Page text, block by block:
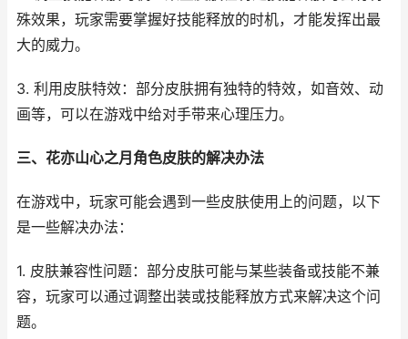
殊效果，玩家需要掌握好技能释放的时机，才能发挥出最
大的威力。
3. 利用皮肤特效：部分皮肤拥有独特的特效，如音效、动
画等，可以在游戏中给对手带来心理压力。
三、花亦山心之月角色皮肤的解决办法
在游戏中，玩家可能会遇到一些皮肤使用上的问题，以下
是一些解决办法：
1. 皮肤兼容性问题：部分皮肤可能与某些装备或技能不兼
容，玩家可以通过调整出装或技能释放方式来解决这个问
题。